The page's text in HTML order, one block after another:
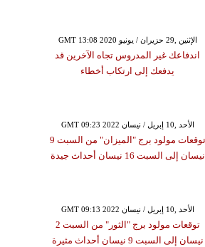
GMT 13:08 2020 الإثنين ,29 حزيران / يونيو
اندفاعك غير المدروس تجاه الآخرين قد
يدفعك إلى ارتكاب أخطاء
GMT 09:23 2022 الأحد ,10 إبريل / نيسان
توقعات مولود برج "الميزان" من السبت 9
نيسان إلى السبت 16 نيسان أحداث جيدة
GMT 09:13 2022 الأحد ,10 إبريل / نيسان
توقعات مولود برج "الثور" من السبت 2
نيسان إلى السبت 9 نيسان أحداث مثيرة